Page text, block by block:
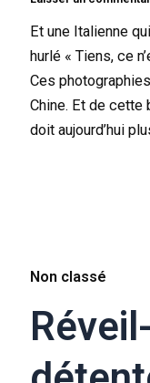
Et une Italienne
hurlé « Tiens, ce
Ces
Chine. Et de cette
doit aujourd’hui
Non classé